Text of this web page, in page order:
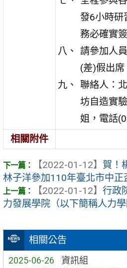
相關公告
2025-06-26 資訊組
發6小時研
務必確實
請參加人
(差)假出席
聯絡人：
坊自造實
姐，電話
相關附件
【2022-01-12】 賀！
林子洋參加110年臺北市中正
【2022-01-12】 行政
力發展學院（以下簡稱人力